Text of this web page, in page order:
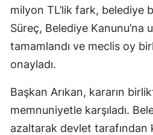
milyon TL’lik fark, belediye
Süreç, Belediye Kanunu’na
tamamlandı ve meclis oy
onayladı.
Başkan Arıkan, kararın
memnuniyetle karşıladı.
azaltarak devlet tarafından